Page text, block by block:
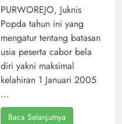
PURWOREJO, Juknis
Popda tahun ini yang
mengatur tentang batasan
usia peserta cabor bela
diri yakni maksimal
kelahiran 1 Januari 2005
...
Baca Selanjutnya